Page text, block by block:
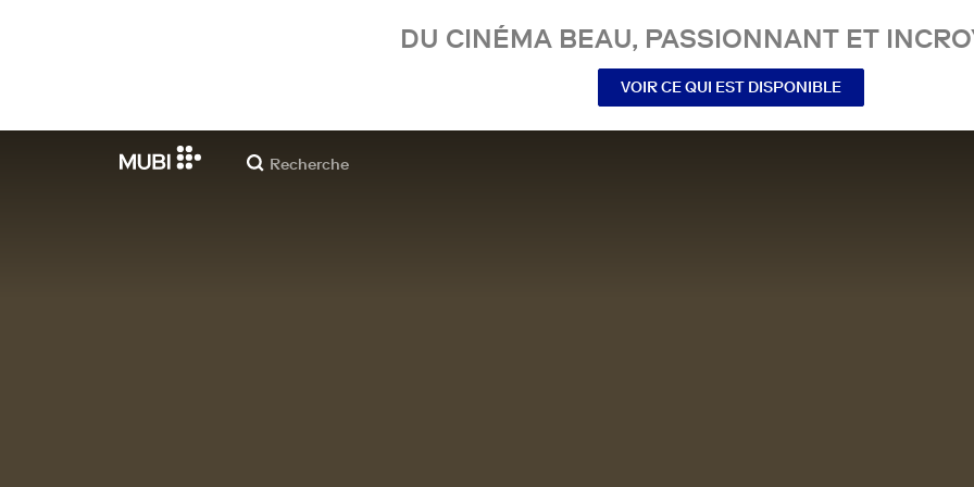
DU CINÉMA BEAU, PASSIONNANT ET
VOIR CE QUI EST DISPONIBLE